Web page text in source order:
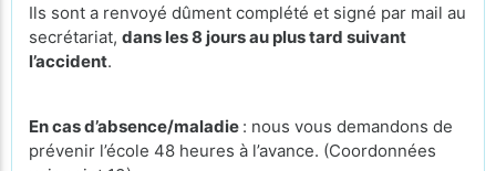
Ils sont a renvoyé dûment complété et signé par mail au
secrétariat, dans les 8 jours au plus tard suivant
l’accident.
En cas d’absence/maladie : nous vous demandons de
prévenir l’école 48 heures à l’avance. (Coordonnées